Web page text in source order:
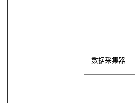
数据采集器